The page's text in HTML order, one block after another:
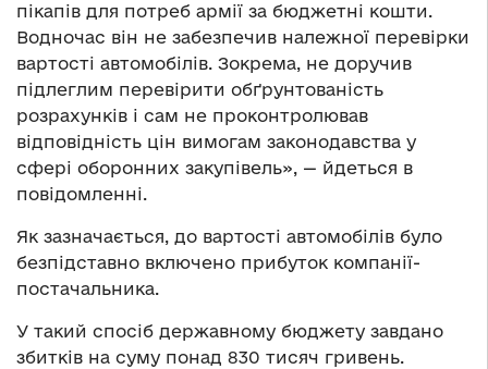
пікапів для потреб армії за бюджетні кошти.
Водночас він не забезпечив належної перевірки
вартості автомобілів. Зокрема, не доручив
підлеглим перевірити обґрунтованість
розрахунків і сам не проконтролював
відповідність цін вимогам законодавства у
сфері оборонних закупівель», — йдеться в
повідомленні.
Як зазначається, до вартості автомобілів було
безпідставно включено прибуток компанії-
постачальника.
У такий спосіб державному бюджету завдано
збитків на суму понад 830 тисяч гривень.